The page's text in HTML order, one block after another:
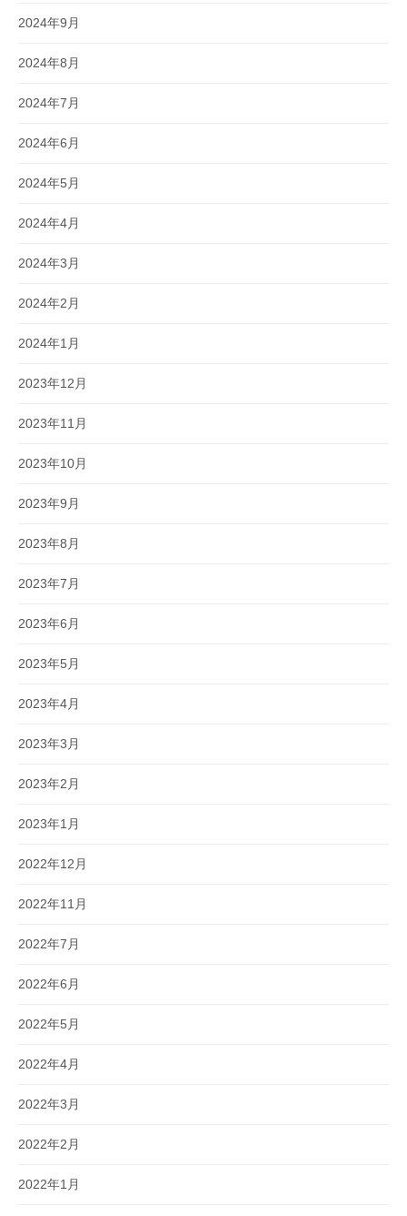
2024年9月
2024年8月
2024年7月
2024年6月
2024年5月
2024年4月
2024年3月
2024年2月
2024年1月
2023年12月
2023年11月
2023年10月
2023年9月
2023年8月
2023年7月
2023年6月
2023年5月
2023年4月
2023年3月
2023年2月
2023年1月
2022年12月
2022年11月
2022年7月
2022年6月
2022年5月
2022年4月
2022年3月
2022年2月
2022年1月